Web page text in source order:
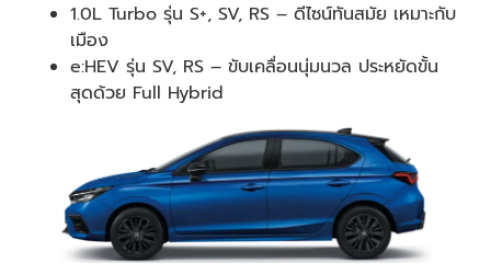
1.0L Turbo รุ่น S+, SV, RS – ดีไซน์ทันสมัย เหมาะกับ
เมือง
e:HEV รุ่น SV, RS – ขับเคลื่อนนุ่มนวล ประหยัดขั้น
สุดด้วย Full Hybrid